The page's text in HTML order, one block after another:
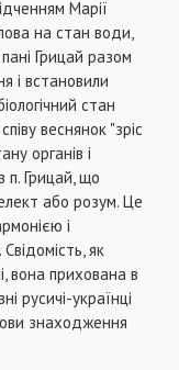
Марії
на стан води,
Грицай разом
і встановили
стан
веснянок "зріс
органів і
п. Грицай, що
або розум. Це
і
як
вона прихована в
русичі-українці
знаходження